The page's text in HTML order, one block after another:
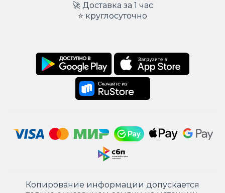
🚀 Доставка за 1 час
⭐ круглосуточно
Копирование информации допускается